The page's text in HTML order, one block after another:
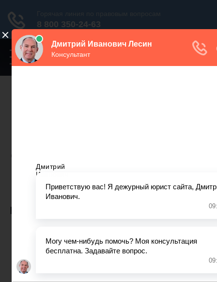
Переключатель
навигации
Санкт-Петербург
Все регионы
КВАРТИРНЫЙ ВОПРОС
В нашей квартире (2х комнатная, 5ти этажная
хрущевка) прописаны 8 и более человек.
Проживают в ней только 3ое. Сын, Жена, Муж.